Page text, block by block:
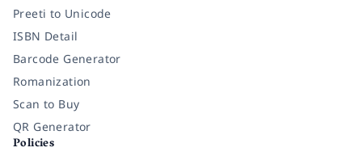
Preeti to Unicode
ISBN Detail
Barcode Generator
Romanization
Scan to Buy
QR Generator
Policies